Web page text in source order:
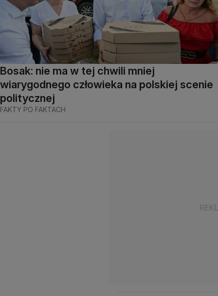
Bosak: nie ma w tej chwili mniej
wiarygodnego człowieka na polskiej scenie
politycznej
FAKTY PO FAKTACH